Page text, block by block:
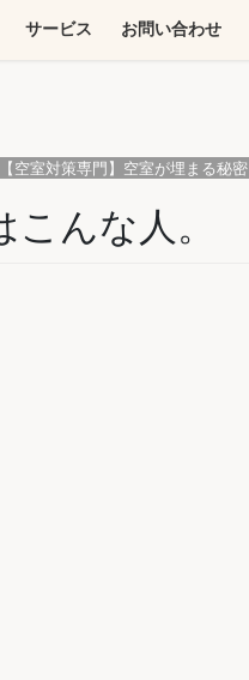
サービス お問い合わせ
【空室対策専門】空室が埋まる秘密
んな人。